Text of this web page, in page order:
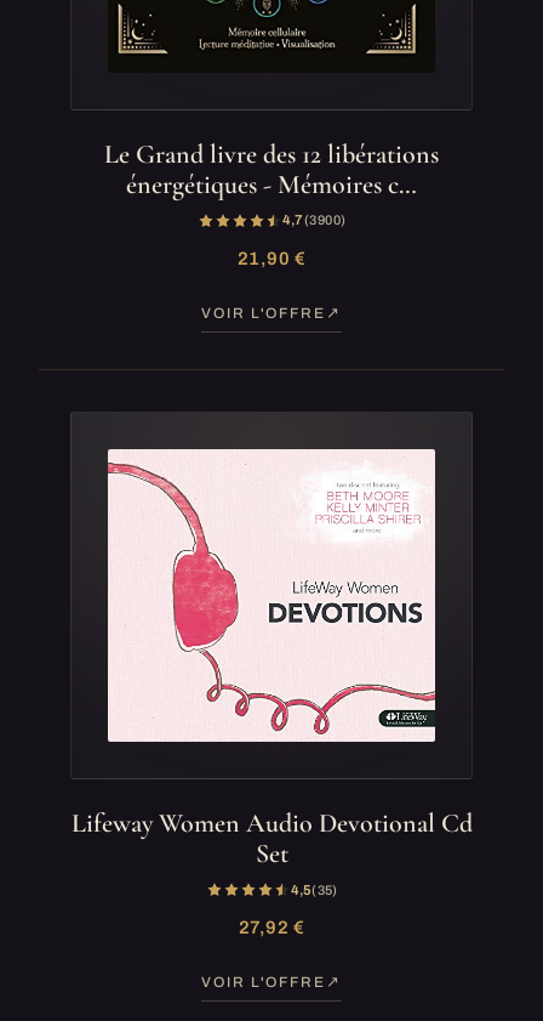
Le Grand livre des 12 libérations
énergétiques - Mémoires c…
4,7(3 900)
21,90 €
VOIR L'OFFRE
Lifeway Women Audio Devotional Cd
Set
4,5(35)
27,92 €
VOIR L'OFFRE